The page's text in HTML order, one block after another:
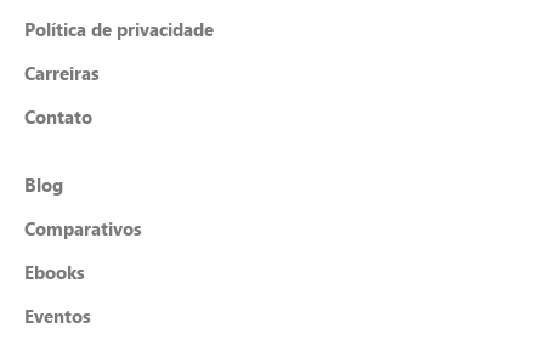
Política de privacidade
Carreiras
Contato
Blog
Comparativos
Ebooks
Eventos